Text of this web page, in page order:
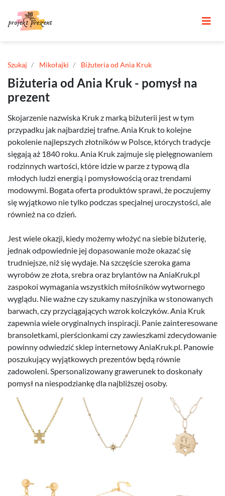
Szukaj Mikołajki Biżuteria od Ania Kruk
Biżuteria od Ania Kruk - pomysł na
prezent
Skojarzenie nazwiska Kruk z marką biżuterii jest w tym
przypadku jak najbardziej trafne. Ania Kruk to kolejne
pokolenie najlepszych złotników w Polsce, których tradycje
sięgają aż 1840 roku. Ania Kruk zajmuje się pielęgnowaniem
rodzinnych wartości, które idzie w parze z typową dla
młodych ludzi energią i pomysłowością oraz trendami
modowymi. Bogata oferta produktów sprawi, że poczujemy
się wyjątkowo nie tylko podczas specjalnej uroczystości, ale
również na co dzień.
Jest wiele okazji, kiedy możemy włożyć na siebie biżuterię,
jednak odpowiednie jej dopasowanie może okazać się
trudniejsze, niż się wydaje. Na szczęście szeroka gama
wyrobów ze złota, srebra oraz brylantów na AniaKruk.pl
zaspokoi wymagania wszystkich miłośników wytwornego
wyglądu. Nie ważne czy szukamy naszyjnika w stonowanych
barwach, czy przyciągających wzrok kolczyków. Ania Kruk
zapewnia wiele oryginalnych inspiracji. Panie zainteresowane
bransoletkami, pierścionkami czy zawieszkami zdecydowanie
powinny odwiedzić sklep internetowy AniaKruk.pl. Panowie
poszukujący wyjątkowych prezentów będą równie
zadowoleni. Spersonalizowany grawerunek to doskonały
pomysł na niespodziankę dla najbliższej osoby.